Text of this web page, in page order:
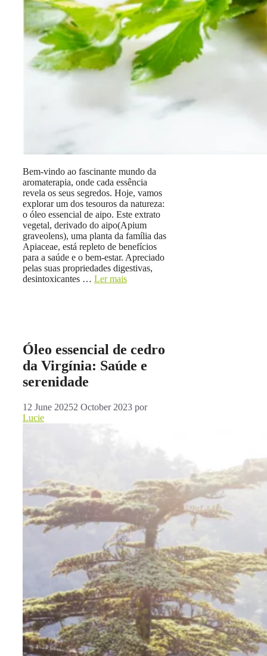
Bem-vindo ao fascinante mundo da
aromaterapia, onde cada essência
revela os seus segredos. Hoje, vamos
explorar um dos tesouros da natureza:
o óleo essencial de aipo. Este extrato
vegetal, derivado do aipo(Apium
graveolens), uma planta da família das
Apiaceae, está repleto de benefícios
para a saúde e o bem-estar. Apreciado
pelas suas propriedades digestivas,
desintoxicantes … Ler mais
Óleo essencial de cedro
da Virgínia: Saúde e
serenidade
12 June 20252 October 2023 por
Lucie